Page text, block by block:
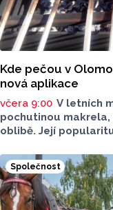
Kde pečou v
nová aplikace
včera 9:00 V letních
pochutinou makrela,
oblibě. Její
nebo o víkendu
má nová letní
Společnost